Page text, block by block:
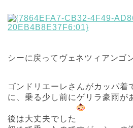
シーに戻ってヴェネツィアンゴ
ゴンドリエーレさんがカッパ着
に、乗る少し前にゲリラ豪雨が
後は大丈夫でした